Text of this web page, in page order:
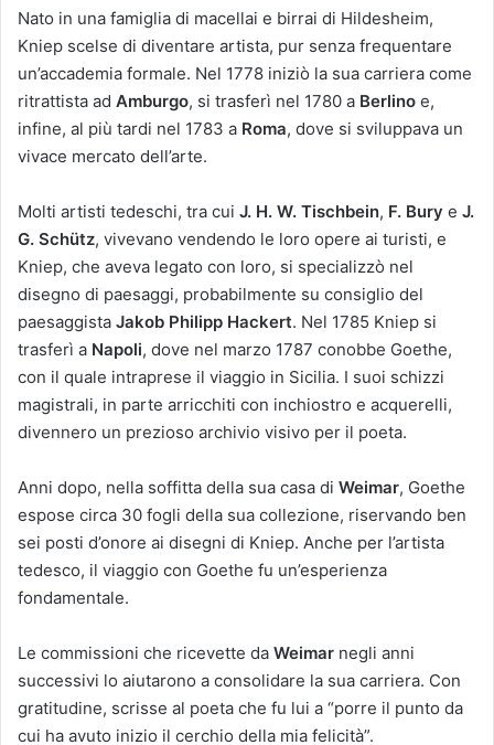
Nato in una famiglia di macellai e birrai di Hildesheim,
Kniep scelse di diventare artista, pur senza frequentare
un’accademia formale. Nel 1778 iniziò la sua carriera come
ritrattista ad Amburgo, si trasferì nel 1780 a Berlino e,
infine, al più tardi nel 1783 a Roma, dove si sviluppava un
vivace mercato dell’arte.
Molti artisti tedeschi, tra cui J. H. W. Tischbein, F. Bury e J.
G. Schütz, vivevano vendendo le loro opere ai turisti, e
Kniep, che aveva legato con loro, si specializzò nel
disegno di paesaggi, probabilmente su consiglio del
paesaggista Jakob Philipp Hackert. Nel 1785 Kniep si
trasferì a Napoli, dove nel marzo 1787 conobbe Goethe,
con il quale intraprese il viaggio in Sicilia. I suoi schizzi
magistrali, in parte arricchiti con inchiostro e acquerelli,
divennero un prezioso archivio visivo per il poeta.
Anni dopo, nella soffitta della sua casa di Weimar, Goethe
espose circa 30 fogli della sua collezione, riservando ben
sei posti d’onore ai disegni di Kniep. Anche per l’artista
tedesco, il viaggio con Goethe fu un’esperienza
fondamentale.
Le commissioni che ricevette da Weimar negli anni
successivi lo aiutarono a consolidare la sua carriera. Con
gratitudine, scrisse al poeta che fu lui a “porre il punto da
cui ha avuto inizio il cerchio della mia felicità”.